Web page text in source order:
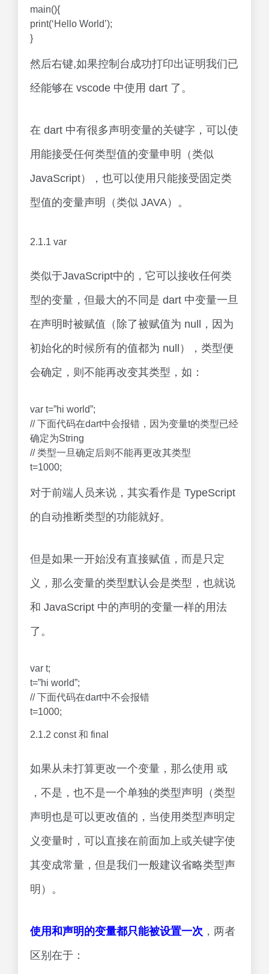
main(){
print(‘Hello World’);
}
然后右键,如果控制台成功打印出证明我们已
经能够在 vscode 中使用 dart 了。
在 dart 中有很多声明变量的关键字，可以使
用能接受任何类型值的变量申明（类似
JavaScript），也可以使用只能接受固定类
型值的变量声明（类似 JAVA）。
2.1.1 var
类似于JavaScript中的，它可以接收任何类
型的变量，但最大的不同是 dart 中变量一旦
在声明时被赋值（除了被赋值为 null，因为
初始化的时候所有的值都为 null），类型便
会确定，则不能再改变其类型，如：
var t=”hi world”;
// 下面代码在dart中会报错，因为变量t的类型已经
确定为String
// 类型一旦确定后则不能再更改其类型
t=1000;
对于前端人员来说，其实看作是 TypeScript
的自动推断类型的功能就好。
但是如果一开始没有直接赋值，而是只定
义，那么变量的类型默认会是类型，也就说
和 JavaScript 中的声明的变量一样的用法
了。
var t;
t=”hi world”;
// 下面代码在dart中不会报错
t=1000;
2.1.2 const 和 final
如果从未打算更改一个变量，那么使用 或
，不是，也不是一个单独的类型声明（类型
声明也是可以更改值的，当使用类型声明定
义变量时，可以直接在前面加上或关键字使
其变成常量，但是我们一般建议省略类型声
明）。
使用和声明的变量都只能被设置一次 ，两者
区别在于：